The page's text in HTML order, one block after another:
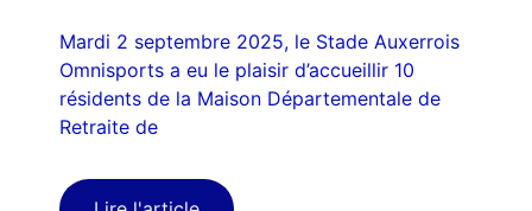
Mardi 2 septembre 2025, le Stade Auxerrois
Omnisports a eu le plaisir d’accueillir 10
résidents de la Maison Départementale de
Retraite de